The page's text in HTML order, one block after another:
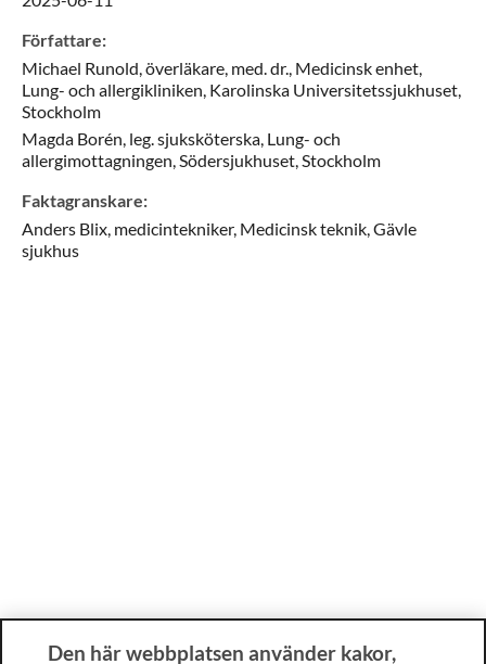
Författare:
Michael Runold,överläkare, med. dr., Medicinsk enhet,
Lung- och allergikliniken, Karolinska Universitetssjukhuset,
Stockholm
Magda Borén, leg. sjuksköterska, Lung- och
allergimottagningen, Södersjukhuset,Stockholm
Faktagranskare:
Anders Blix, medicintekniker, Medicinsk teknik, Gävle
sjukhus
Den här webbplatsen använder kakor,